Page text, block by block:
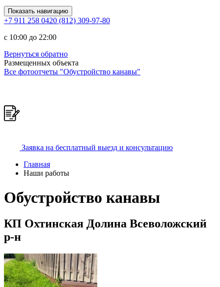
Показать навигацию
+7 911 258 0420 (812) 309-97-80
c 10:00 до 22:00
Вернуться обратно
Размещенных объекта
Все фотоотчеты "Обустройство канавы"
Заявка на бесплатный выезд и консультацию
Главная
Наши работы
Обустройство канавы
КП Охтинская Долина Всеволожский
р-н